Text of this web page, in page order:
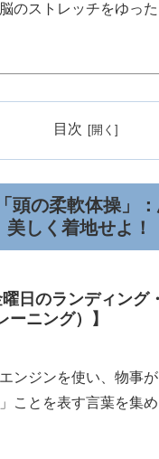
のストレッチをゆっ
目次
頭の柔軟体操」
美しく着地せよ！
曜日のランディング
ーニング）】
ンジンを使い、物事
ことを表す言葉を集